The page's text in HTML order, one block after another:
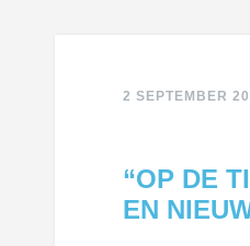
2 SEPTEMBER
“OP DE
EN